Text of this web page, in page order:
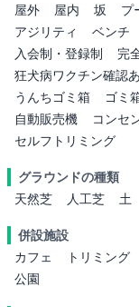
屋外 屋内 坂 プ
アジリティ
ベンチ
入会制・登録制
完
狂犬病ワクチン確認
うんちゴミ箱
ゴミ
自動販売機
コンセ
セルフトリミング
グラウンドの種類
天然芝
人工芝 土
併設施設
カフェ
トリミング
公園